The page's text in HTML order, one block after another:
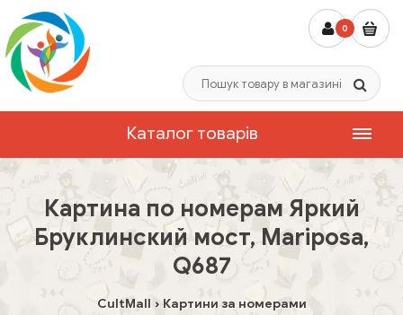
0
Каталог товарів
Картина по номерам Яркий
Бруклинский мост, Mariposa,
Q687
CultMall
Картини за номерами